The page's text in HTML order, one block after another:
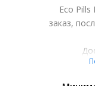
Eco Pills
заказ,